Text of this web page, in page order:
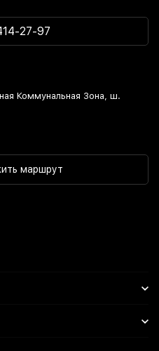
27-97
Коммунальная Зона, ш.
маршрут